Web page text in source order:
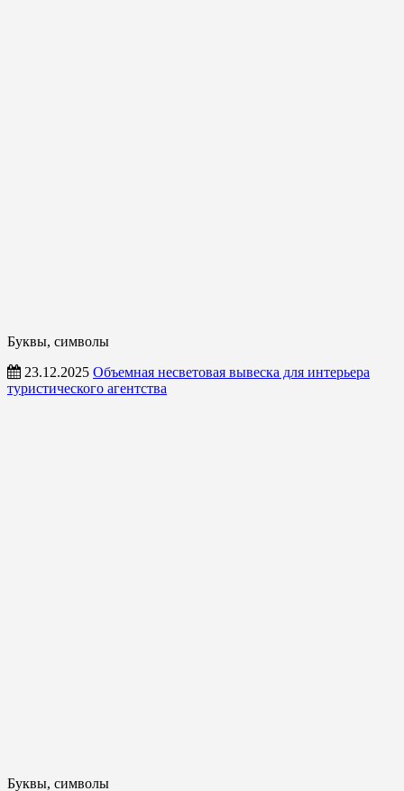
Буквы, символы
23.12.2025 Объемная несветовая вывеска для интерьера
туристического агентства
Буквы, символы